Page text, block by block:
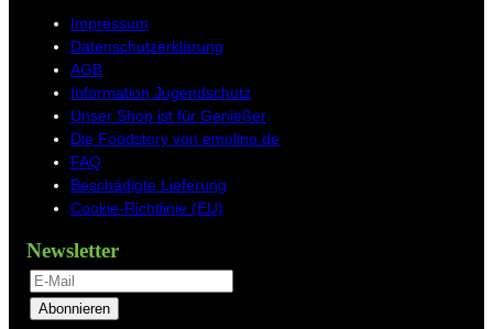
Impressum
Datenschutzerklärung
AGB
Information Jugendschutz
Unser Shop ist für Genießer
Die Foodstory von emolino.de
FAQ
Beschädigte Lieferung
Cookie-Richtlinie (EU)
Newsletter
Abonnieren